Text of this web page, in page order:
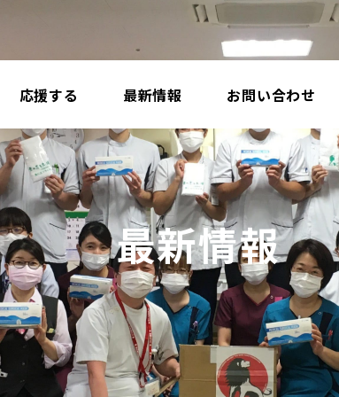
応援する 最新情報 お問い合わせ
最新情報